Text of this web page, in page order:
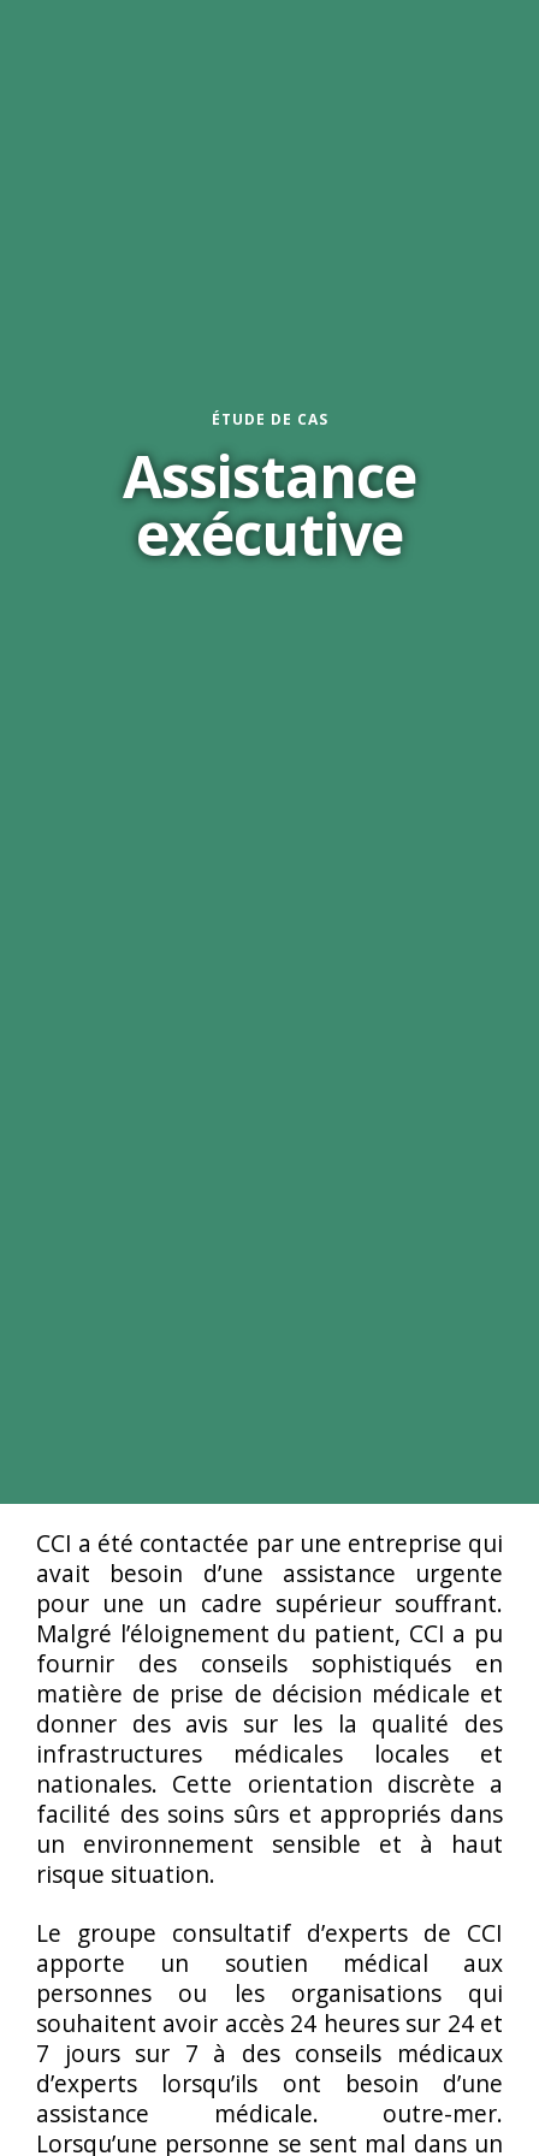
ÉTUDE DE CAS
Assistance
exécutive
CCI a été contactée par une entreprise qui
avait besoin d’une assistance urgente
pour une un cadre supérieur souffrant.
Malgré l’éloignement du patient, CCI a pu
fournir des conseils sophistiqués en
matière de prise de décision médicale et
donner des avis sur les la qualité des
infrastructures médicales locales et
nationales. Cette orientation discrète a
facilité des soins sûrs et appropriés dans
un environnement sensible et à haut
risque situation.
Le groupe consultatif d’experts de CCI
apporte un soutien médical aux
personnes ou les organisations qui
souhaitent avoir accès 24 heures sur 24 et
7 jours sur 7 à des conseils médicaux
d’experts lorsqu’ils ont besoin d’une
assistance médicale. outre-mer.
Lorsqu’une personne se sent mal dans un